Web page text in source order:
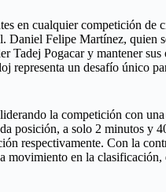
en cualquier competición de
Daniel Felipe Martínez, quien
Tadej Pogacar y mantener
representa un desafío único
la competición con
posición, a solo 2 minutos y
respectivamente. Con la
movimiento en la